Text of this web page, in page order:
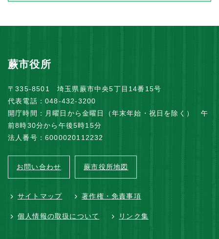
蕨市役所
〒335-8501 埼玉県蕨市中央5丁目14番15号
代表電話：048-432-3200
開庁時間：月曜日から金曜日（年末年始・祝日を除く） 午
前8時30分から午後5時15分
法人番号：6000020112232
お問い合わせ 蕨市役所地図
サイトマップ 著作権・免責事項
個人情報の取扱について リンク集